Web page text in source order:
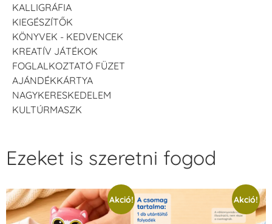
KALLIGRÁFIA
KIEGÉSZÍTŐK
KÖNYVEK - KEDVENCEK
KREATÍV JÁTÉKOK
FOGLALKOZTATÓ FÜZET
AJÁNDÉKKÁRTYA
NAGYKERESKEDELEM
KULTÚRMASZK
Ezeket is szeretni fogod
Akció! Akció!